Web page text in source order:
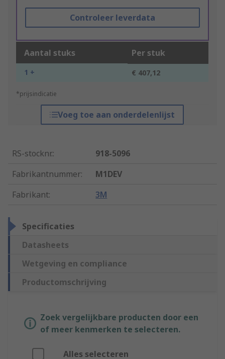
Controleer leverdata
Aantal stuks Per stuk
1 + € 407,12
*prijsindicatie
Voeg toe aan onderdelenlijst
RS-stocknr.:
918-5096
Fabrikantnummer:
M1DEV
Fabrikant: 3M
Specificaties
Datasheets
Wetgeving en compliance
Productomschrijving
Zoek vergelijkbare producten door een
of meer kenmerken te selecteren.
Alles selecteren